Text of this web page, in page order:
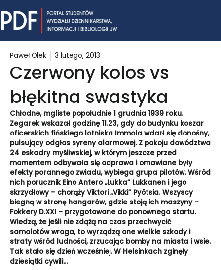
to
content
Paweł Olek 3 lutego, 2013
Czerwony kolos vs
błękitna swastyka
Chłodne, mgliste popołudnie 1 grudnia 1939 roku.
Zegarek wskazał godzinę 11.23, gdy do budynku koszar
oficerskich fińskiego lotniska Immola wdarł się donośny,
pulsujący odgłos syreny alarmowej. Z pokoju dowództwa
24 eskadry myśliwskiej, w którym jeszcze przed
momentem odbywała się odprawa i omawiane były
efekty porannego zwiadu, wybiega grupa pilotów. Wśród
nich porucznik Eino Antero „Lukka” Lukkanen i jego
skrzydłowy – chorąży Viktori „Vikki” Pyötsia. Wszyscy
biegną w stronę hangarów, gdzie stoją ich maszyny –
Fokkery D.XXI – przygotowane do ponownego startu.
Wiedzą, że jeśli nie zdążą na czas przechwycić
samolotów wroga, to wyrządzą one wielkie szkody i
straty wśród ludności, zrzucając bomby na miasta i wsie.
Tak stało się dzień wcześniej. W Helsinkach zginęły
dziesiątki cywili…